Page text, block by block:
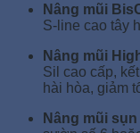
Nâng mũi
S-line cao tây
Nâng mũi
Sil cao cấp,
hài hòa, giảm
Nâng mũi